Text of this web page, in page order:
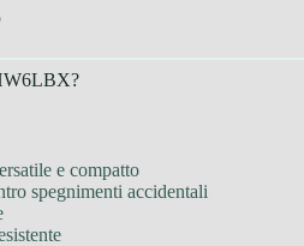
e compatto
spegnimenti accidentali